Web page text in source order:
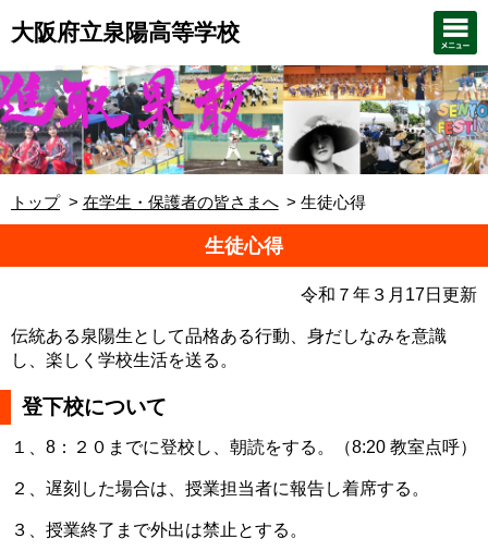
大阪府立泉陽高等学校
トップ 在学生・保護者の皆さまへ 生徒心得
生徒心得
令和７年３月17日更新
伝統ある泉陽生として品格ある行動、身だしなみを意識
し、楽しく学校生活を送る。
登下校について
１、8：２０までに登校し、朝読をする。（8:20 教室点呼）
２、遅刻した場合は、授業担当者に報告し着席する。
３、授業終了まで外出は禁止とする。